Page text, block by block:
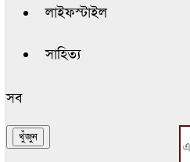
লাইফস্টাইল
সাহিত্য
সব